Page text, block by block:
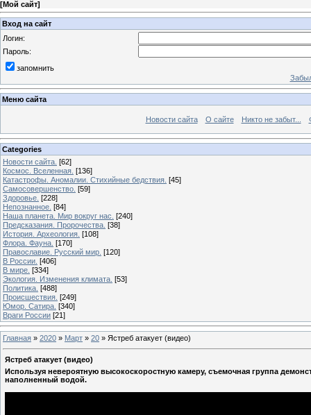
[Мой сайт]
Вход на сайт
Логин:
Пароль:
запомнить
Меню сайта
Новости сайта О сайте Никто не забыт...
Categories
Новости сайта. [62]
Космос. Вселенная. [136]
Катастрофы. Аномалии. Стихийные бедствия. [45]
Самосовершенство. [59]
Здоровье. [228]
Непознанное. [84]
Наша планета. Мир вокруг нас. [240]
Предсказания. Пророчества. [38]
История. Археология. [108]
Флора. Фауна. [170]
Православие. Русский мир. [120]
В России. [406]
В мире. [334]
Экология. Изменения климата. [53]
Политика. [488]
Происшествия. [249]
Юмор. Сатира. [340]
Враги России [21]
Главная » 2020 » Март » 20 » Ястреб атакует (видео)
Ястреб атакует (видео)
Используя невероятную высокоскоростную камеру, съемочная группа
наполненный водой.